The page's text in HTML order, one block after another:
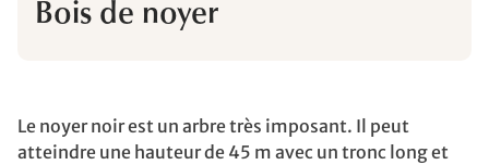
Bois de noyer
Le noyer noir est un arbre très imposant. Il peut
atteindre une hauteur de 45 m avec un tronc long et